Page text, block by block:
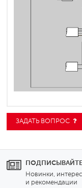
ЗАДАТЬ ВОПРОС
Новинки,
и рекомендации